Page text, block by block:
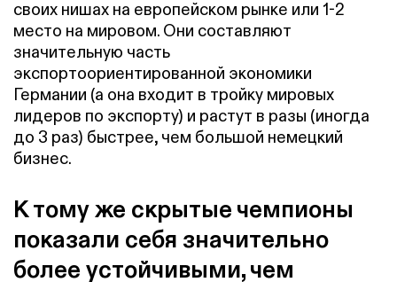
своих нишах на европейском рынке или 1-2
место на мировом. Они составляют
значительную часть
экспортоориентированной экономики
Германии (а она входит в тройку мировых
лидеров по экспорту) и растут в разы (иногда
до 3 раз) быстрее, чем большой немецкий
бизнес.
К тому же скрытые чемпионы
показали себя значительно
более устойчивыми, чем